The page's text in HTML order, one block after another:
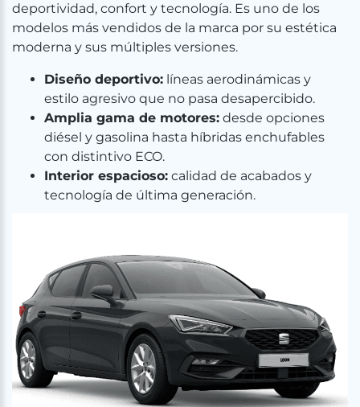
deportividad, confort y tecnología. Es uno de los
modelos más vendidos de la marca por su estética
moderna y sus múltiples versiones.
Diseño deportivo: líneas aerodinámicas y
estilo agresivo que no pasa desapercibido.
Amplia gama de motores: desde opciones
diésel y gasolina hasta híbridas enchufables
con distintivo ECO.
Interior espacioso: calidad de acabados y
tecnología de última generación.